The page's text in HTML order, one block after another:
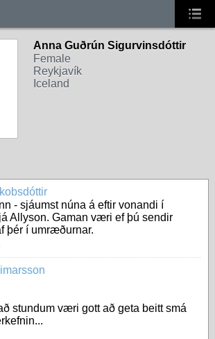
Anna Guðrún Sigurvinsdóttir
Female
Reykjavík
Iceland
- sjáumst núna á eftir vonandi í
Allyson. Gaman væri ef þú sendir
þér í umræðurnar.
stundum væri gott að geta beitt smá